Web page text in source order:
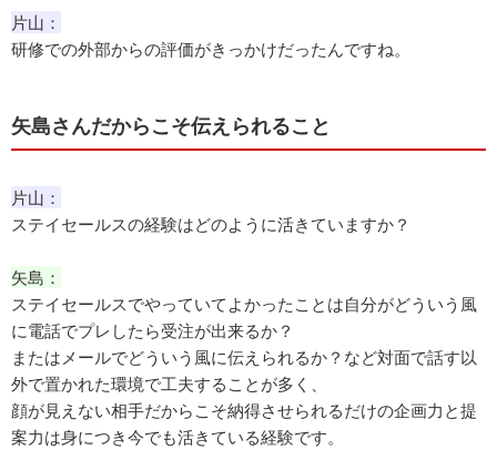
片山：
研修での外部からの評価がきっかけだったんですね。
矢島さんだからこそ伝えられること
片山：
ステイセールスの経験はどのように活きていますか？
矢島：
ステイセールスでやっていてよかったことは自分がどういう風
に電話でプレしたら受注が出来るか？
またはメールでどういう風に伝えられるか？など対面で話す以
外で置かれた環境で工夫することが多く、
顔が見えない相手だからこそ納得させられるだけの企画力と提
案力は身につき今でも活きている経験です。